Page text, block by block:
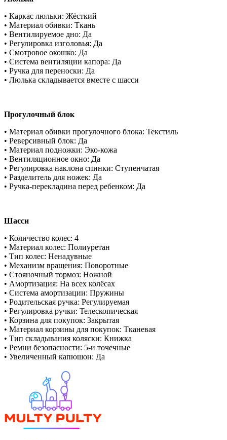
• Каркас люльки: Жёсткий
• Материал обивки: Ткань
• Вентилируемое дно: Да
• Регулировка изголовья: Да
• Смотровое окошко: Да
• Система вентиляции капора: Да
• Ручка для переноски: Да
• Люлька складывается вместе с шасси
Прогулочный блок
• Материал обивки прогулочного блока: Текстиль
• Реверсивный блок: Да
• Материал подножки: Эко-кожа
• Вентиляционное окно: Да
• Регулировка наклона спинки: Ступенчатая
• Разделитель для ножек: Да
• Ручка-перекладина перед ребенком: Да
Шасси
• Количество колес: 4
• Материал колес: Полиуретан
• Тип колес: Ненадувные
• Механизм вращения: Поворотные
• Стояночный тормоз: Ножной
• Амортизация: На всех колёсах
• Система амортизации: Пружины
• Родительская ручка: Регулируемая
• Регулировка ручки: Телескопическая
• Корзина для покупок: Закрытая
• Материал корзины для покупок: Тканевая
• Тип складывания коляски: Книжка
• Ремни безопасности: 5-и точечные
• Увеличенный капюшон: Да